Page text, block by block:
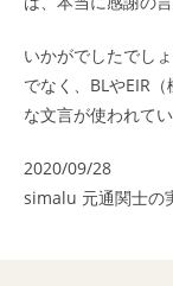
いかがでしたでし
でなく、BLやEIR
な文言が使われて
2020/09/28
simalu 元通関士の